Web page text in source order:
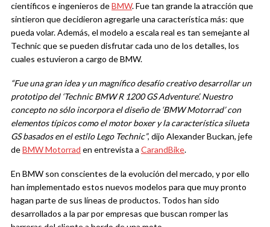
científicos e ingenieros deBMW. Fue tan grande la atracción que
sintieron que decidieron agregarle una característica más: que
pueda volar. Además, el modelo a escala real es tan semejante al
Technic que se pueden disfrutar cada uno de los detalles, los
cuales estuvieron a cargo de BMW.
“Fue una gran idea y un magnífico desafío creativo desarrollar un
prototipo del ‘Technic BMW R 1200 GS Adventure’. Nuestro
concepto no sólo incorpora el diseño de ‘BMW Motorrad’ con
elementos típicos como el motor boxer y la característica silueta
GS basados en el estilo Lego Technic”, dijo Alexander Buckan, jefe
deBMW Motorrad en entrevista a CarandBike.
En BMW son conscientes de la evolución del mercado, y por ello
han implementado estos nuevos modelos para que muy pronto
hagan parte de sus líneas de productos. Todos han sido
desarrollados a la par por empresas que buscan romper las